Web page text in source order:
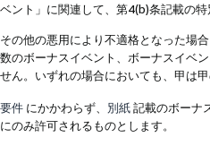
ント」に関連して、第4(b)条記載の
の他の悪用により不適格となった場
のボーナスイベント、ボーナスイベ
ん。いずれの場合においても、甲は
件 にかかわらず、 別紙記載のボーナ
のみ許可されるものとします。